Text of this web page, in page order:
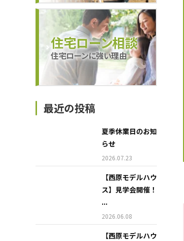
住宅ローン相談
住宅ローンに強い理由
最近の投稿
夏季休業日のお知
らせ
2026.07.23
【西原モデルハウ
ス】見学会開催！
...
2026.06.08
【西原モデルハウ